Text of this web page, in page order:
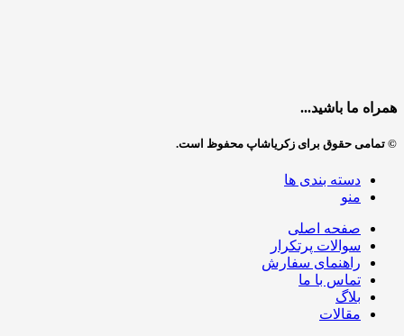
همراه ما باشید...
© تمامی حقوق برای زکریاشاپ محفوظ است.
دسته بندی ها
منو
صفحه اصلی
سوالات پرتکرار
راهنمای سفارش
تماس با ما
بلاگ
مقالات